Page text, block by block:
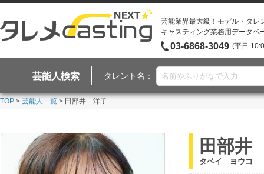
芸能業界最大級！モデル・タレ
キャスティング業務用データベ
03-6868-3049 (平日
芸能人検索 タレント名：
TOP > 芸能人一覧 > 田部井 洋子
田部
タベイ ヨウコ